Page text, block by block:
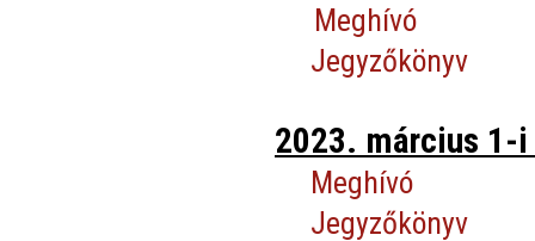
Meghívó
Jegyzőkönyv
2023. március 1-
Meghívó
Jegyzőkönyv